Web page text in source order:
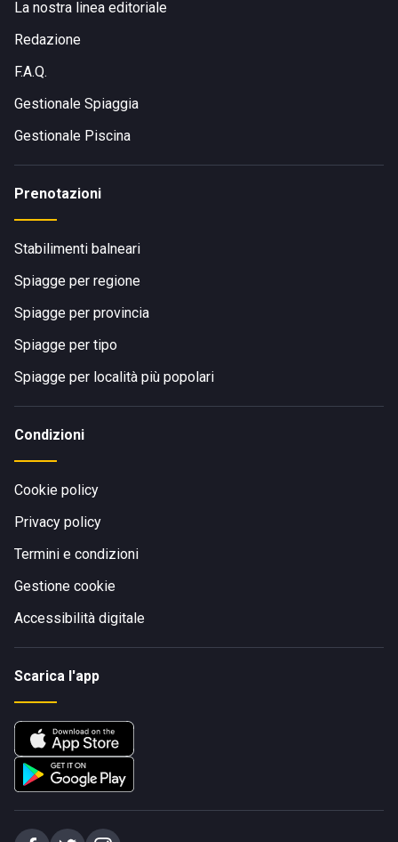
La nostra linea editoriale
Redazione
F.A.Q.
Gestionale Spiaggia
Gestionale Piscina
Prenotazioni
Stabilimenti balneari
Spiagge per regione
Spiagge per provincia
Spiagge per tipo
Spiagge per località più popolari
Condizioni
Cookie policy
Privacy policy
Termini e condizioni
Gestione cookie
Accessibilità digitale
Scarica l'app